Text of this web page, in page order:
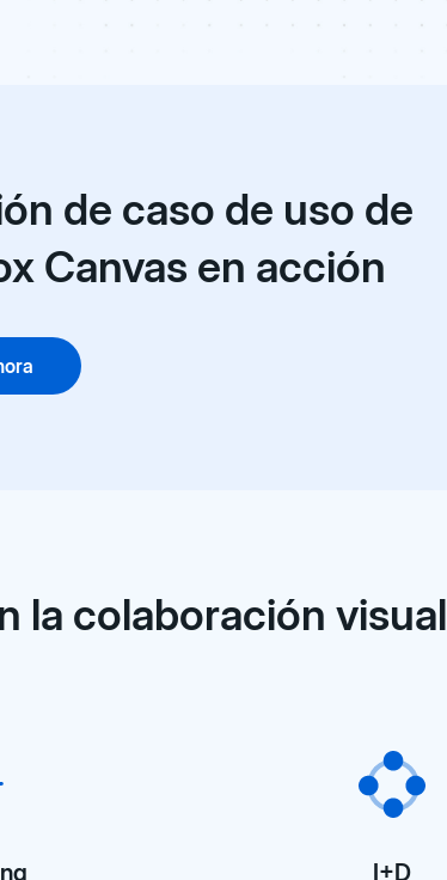
de caso de uso de
Canvas en acción
la colaboración visual
I+D